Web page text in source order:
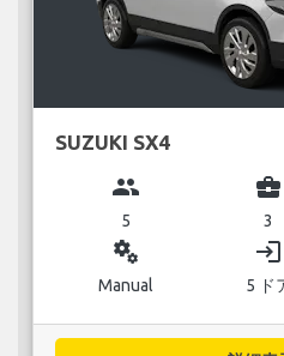
SUZUKI SX4
group
5
business_center
3
miscellaneous_services
Manual
login
5 ド